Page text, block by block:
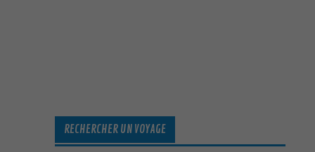
RECHERCHER UN VOYAGE